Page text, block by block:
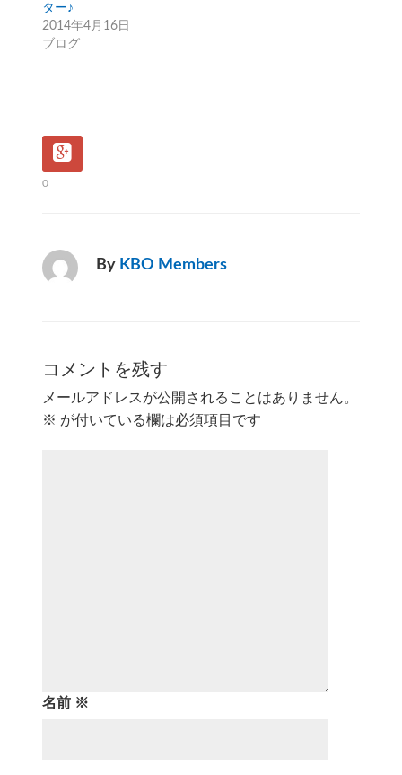
ター♪
2014年4月16日
ブログ
0
By KBO Members
コメントを残す
メールアドレスが公開されることはありません。
※ が付いている欄は必須項目です
名前 ※